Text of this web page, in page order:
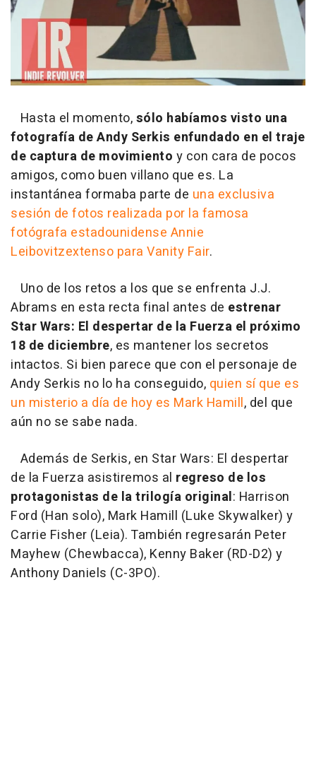
Hasta el momento,sólo habíamos visto una
fotografía de Andy Serkis enfundado en el traje
de captura de movimiento y con cara de pocos
amigos, como buen villano que es. La
instantánea formaba parte de una exclusiva
sesión de fotos realizada por la famosa
fotógrafa estadounidense Annie
Leibovitzextenso para Vanity Fair.
Uno de los retos a los que se enfrenta J.J.
Abrams en esta recta final antes de estrenar
Star Wars: El despertar de la Fuerza el próximo
18 de diciembre, es mantener los secretos
intactos. Si bien parece que con el personaje de
Andy Serkis no lo ha conseguido, quien sí que es
un misterio a día de hoy es Mark Hamill, del que
aún no se sabe nada.
Además de Serkis, en Star Wars: El despertar
de la Fuerza asistiremos al regreso de los
protagonistas de la trilogía original: Harrison
Ford (Han solo), Mark Hamill (Luke Skywalker) y
Carrie Fisher (Leia). También regresarán Peter
Mayhew (Chewbacca), Kenny Baker (RD-D2) y
Anthony Daniels (C-3PO).